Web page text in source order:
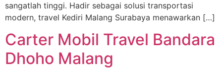
sangatlah tinggi. Hadir sebagai solusi transportasi
modern, travel Kediri Malang Surabaya menawarkan […]
Carter Mobil Travel Bandara
Dhoho Malang